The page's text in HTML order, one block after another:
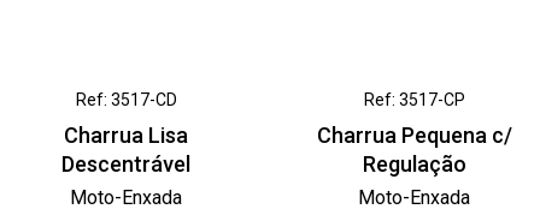
Ref: 3517-CD
Charrua Lisa
Descentrável
Moto-Enxada
Ref: 3517-CP
Charrua Pequena c/
Regulação
Moto-Enxada